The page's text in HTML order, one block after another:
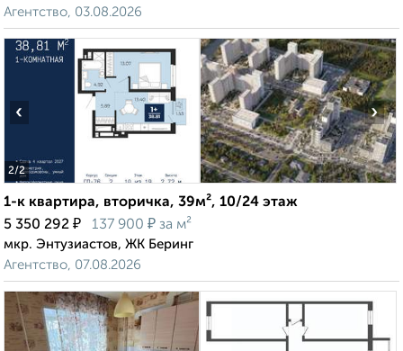
Агентство, 03.08.2026
2/2
‹ ›
1-к квартира, вторичка, 39м², 10/24 этаж
5 350 292 ₽ 137 900 ₽ за м²
мкр. Энтузиастов, ЖК Беринг
Агентство, 07.08.2026